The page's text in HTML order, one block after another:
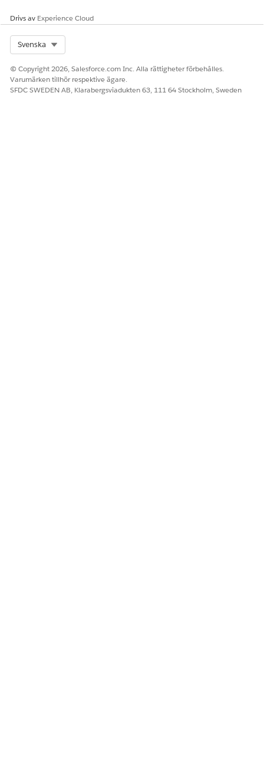
Konfigurera besöksposttyper
Använd posttyper för att kategorisera besök. Till exempel
för att skilja mellan personliga besök och ta bort besök.
Konfigurera snabbåtgärder och egna åtgärder
Lägg till standardåtgärder, biovetenskapsspecifika åtgärder
och egna navigeringsåtgärder för att besöka postsidor.
Drivs av Experience Cloud
Svenska
© Copyright 2026, Salesforce.com Inc. Alla rättigheter förbehålles.
Varumärken tillhör respektive ägare.
SFDC SWEDEN AB, Klarabergsviadukten 63, 111 64 Stockholm, Sweden